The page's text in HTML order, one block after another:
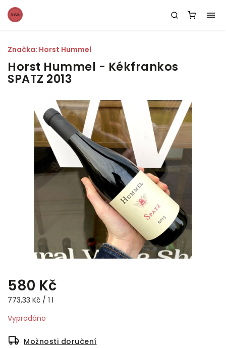
Horst Hummel - Kékfrankos
SPATZ 2013
580 Kč
773,33 Kč / 1 l
Vyprodáno
Možnosti doručení
Značka: Horst Hummel